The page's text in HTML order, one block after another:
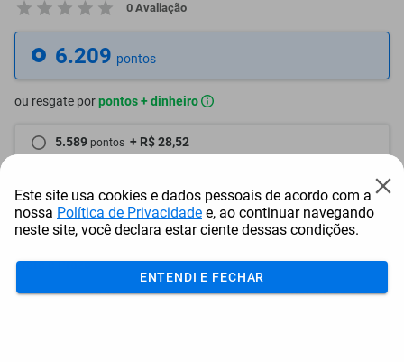
0 Avaliação
6.209 pontos
ou resgate porpontos + dinheiro
5.589 pontos + R$ 28,52
4.968 pontos + R$ 57,09
Frete e Prazo
Calcular frete
Este site usa cookies e dados pessoais de acordo com a
nossa Política de Privacidade e, ao continuar navegando
neste site, você declara estar ciente dessas condições.
ENTENDI E FECHAR